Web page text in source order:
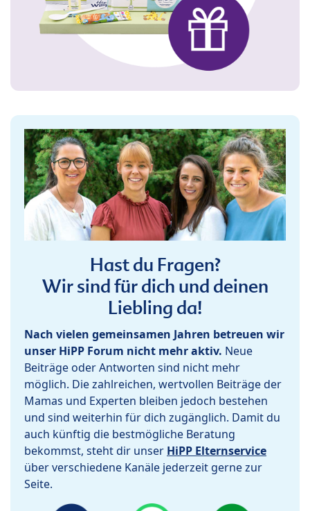
Hast du Fragen?
Wir sind für dich und deinen
Liebling da!
Nach vielen gemeinsamen Jahren betreuen wir
unser HiPP Forum nicht mehr aktiv. Neue
Beiträge oder Antworten sind nicht mehr
möglich. Die zahlreichen, wertvollen Beiträge der
Mamas und Experten bleiben jedoch bestehen
und sind weiterhin für dich zugänglich. Damit du
auch künftig die bestmögliche Beratung
bekommst, steht dir unser HiPP Elternservice
über verschiedene Kanäle jederzeit gerne zur
Seite.